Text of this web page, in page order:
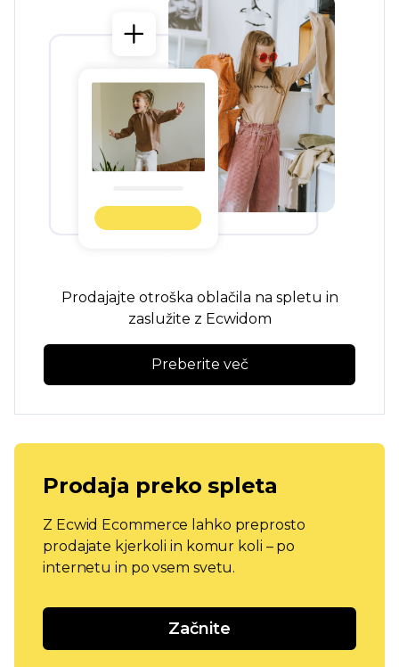
Prodajajte otroška oblačila na spletu in
zaslužite z Ecwidom
Preberite več
Prodaja preko spleta
Z Ecwid Ecommerce lahko preprosto
prodajate kjerkoli in komur koli – po
internetu in po vsem svetu.
Začnite